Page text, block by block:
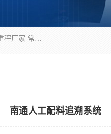
企业环保门禁电子台账系统，称重模块，配料称重系统,称重模块厂家,地磅称重系统,检重秤厂家 常州华青自动化主营：称重模块、无人值守称重系统、配料称重系统、地磅称重系统、检重秤、托利多称重模块等产品。各种称重软件，移动源环保门禁电子台账系统软件。 常州华青自动化系统有限公司7*24的电话支持服务、项目现场开发服务、新功能定制研发服务，产品培训、远程维护，现场安装调试工程等。
南通人工配料追溯系统